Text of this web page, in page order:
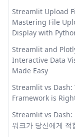
Conversations?
Learning and
Memory
Ecoute: An OpenAI
Powered Real-time
Communication
Tool
Ecoute: OpenAI
실시간 의사소통 전
Exploring DB GPT:
Remove Axes in
Detailed Guide
Save Matplotlib
The Quickest Way
Solving the Issue:
'AttributeError:
'matplotlib' has no
'plot'
Troubleshooting:
Matplotlib Has No
Operations for
Pandas Dataframe:
Pandas Plot
and Customize
Pandas Plot
정의
How to Use Pretty
Python
How to Use Python
Range: Easy Guide
How to Use
Function with
How to Use Python
Manager with
How to Use
Streamlit Upload
Mastering File
Display with
Streamlit and
Interactive Data
Made Easy
Streamlit vs Dash:
Framework is
Streamlit vs Dash:
워크가 당신에게 적